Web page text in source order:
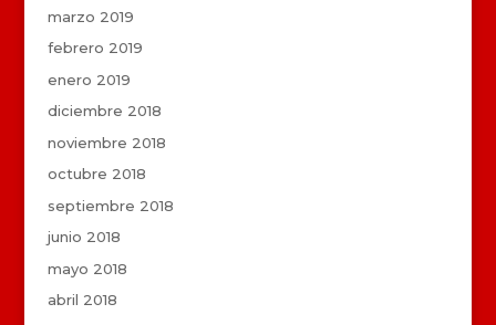
marzo 2019
febrero 2019
enero 2019
diciembre 2018
noviembre 2018
octubre 2018
septiembre 2018
junio 2018
mayo 2018
abril 2018